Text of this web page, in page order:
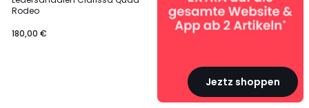
Rodeo
180,00 €
Jeztz shoppen